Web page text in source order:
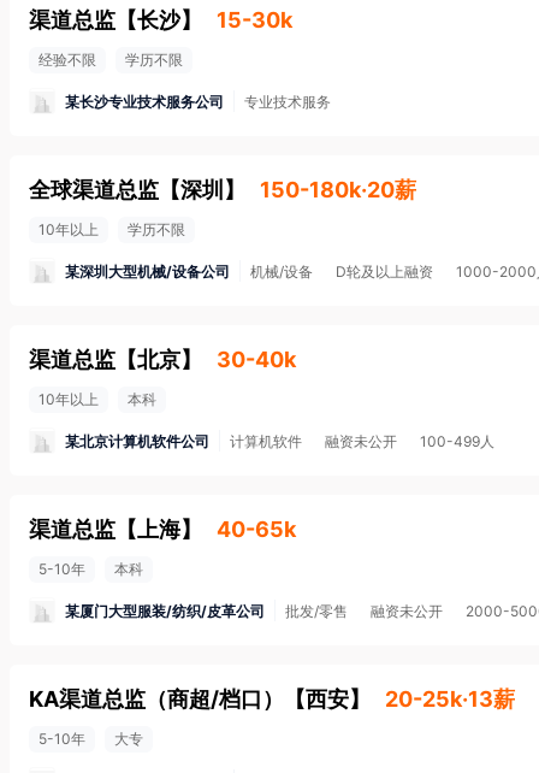
渠道总监 【长沙】 15-30k
经验不限 学历不限
某长沙专业技术服务公司 专业技术服务
全球渠道总监 【深圳 】 150-180k·20薪
10年以上 学历不限
某深圳大型机械/设备公司 机械/设备 D轮及以上融资 1000-2000
渠道总监 【北京】 30-40k
10年以上 本科
某北京计算机软件公司 计算机软件 融资未公开 100-499人
渠道总监 【 上海】 40-65k
5-10年 本科
某厦门大型服装/纺织/皮革公司 批发/零售 融资未公开 2000-
KA渠道总监（商超/档口） 【西安】 20-25k·13薪
5-10年 大专